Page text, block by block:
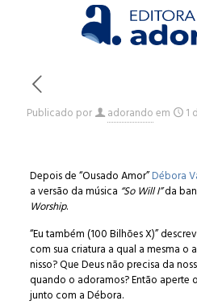
Publicado por adorandoem 1
Depois de “Ousado Amor”Débora
a versão da música “So Will I”da
Worship.
“Eu também (100 Bilhões X)”
com sua criatura a qual a mesma o
nisso? Que Deus não precisa da
quando o adoramos? Então aperte
junto com a Débora.